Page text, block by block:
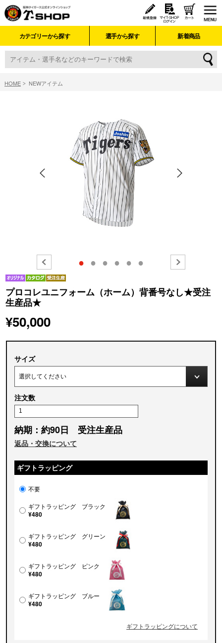
カテゴリーから探す 選手から探す 新着商品
HOME NEWアイテム
● ● ● ● ● ●
プロコレユニフォーム（ホーム）背番号なし★受注
生産品★
¥50,000
サイズ
注文数
納期：約90日 受注生産品
返品・交換について
ギフトラッピング
不要
ギフトラッピング ブラック
¥480
ギフトラッピング グリーン
¥480
ギフトラッピング ピンク
¥480
ギフトラッピング ブルー
¥480
ギフトラッピングについて